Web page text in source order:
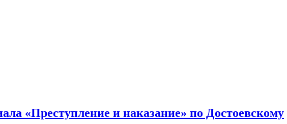
«Преступление и наказание» по Достоевскому